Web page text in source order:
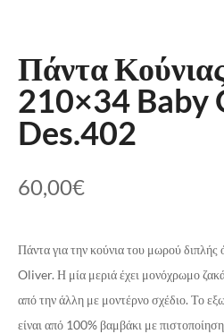
Πάντα
210×34 Baby
Des.402
60,00€
Πάντα για την κούνια του μωρού διπλής
Oliver. Η μία μεριά έχει μονόχρωμο
από την άλλη με μοντέρνο σχέδιο. Το
είναι από 100% βαμβάκι με